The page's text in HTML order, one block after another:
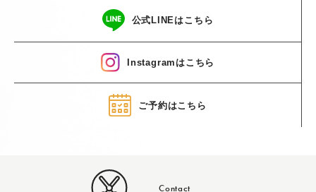
公式LINEはこちら
Instagramはこちら
ご予約はこちら
Contact